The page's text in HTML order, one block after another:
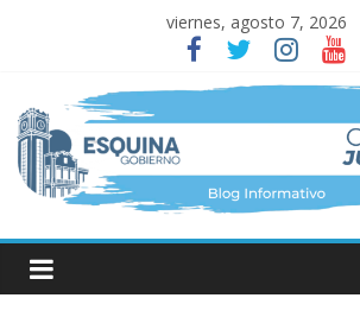
viernes, agosto 7, 2026